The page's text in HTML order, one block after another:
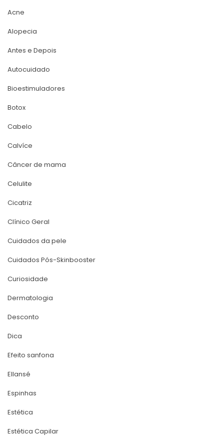
Acne
Alopecia
Antes e Depoi
Autocuidado
Bioestimuladore
Botox
Cabelo
Calvíce
Câncer de mama
Celulite
Cicatriz
Clínico Geral
Cuidados da pele
Cuidados Pós-Skinbooster
Curiosidade
Dermatologia
Desconto
Dica
Efeito sanfona
Ellansé
Espinha
Estética
Estética Capilar